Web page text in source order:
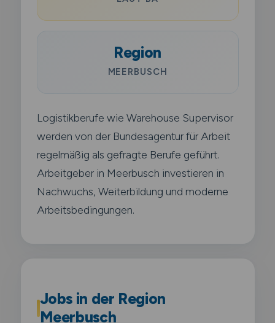
Region
MEERBUSCH
Logistikberufe wie Warehouse Supervisor
werden von der Bundesagentur für Arbeit
regelmäßig als gefragte Berufe geführt.
Arbeitgeber in Meerbusch investieren in
Nachwuchs, Weiterbildung und moderne
Arbeitsbedingungen.
Jobs in der Region
Meerbusch